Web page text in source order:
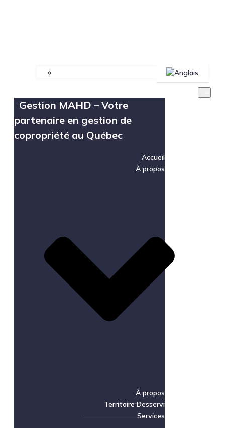
Gestion MAHD – Votre
partenaire en gestion de
copropriété au Québec
Accueil
À propos
À propos
Territoire Desservi
Services